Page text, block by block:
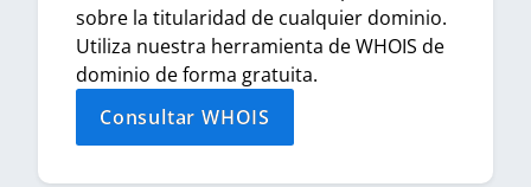
sobre la titularidad de cualquier dominio.
Utiliza nuestra herramienta de WHOIS de
dominio de forma gratuita.
Consultar WHOIS